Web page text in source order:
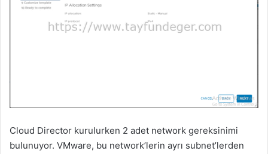
Cloud Director kurulurken 2 adet network gereksinimi
bulunuyor. VMware, bu network’lerin ayrı subnet’lerden